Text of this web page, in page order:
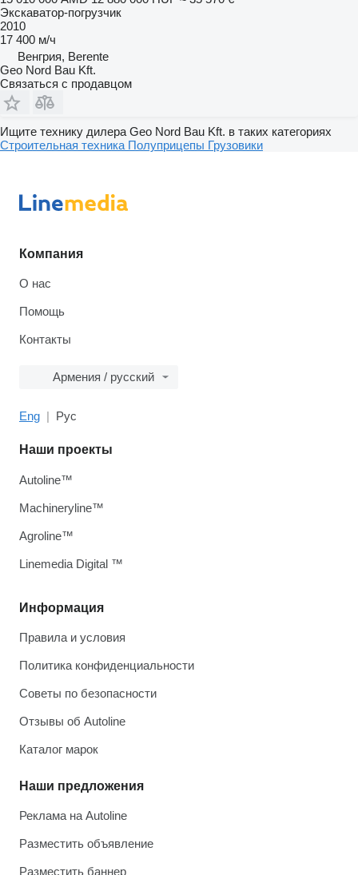
Экскаватор-погрузчик
2010
17 400 м/ч
Венгрия, Berente
Geo Nord Bau Kft.
Связаться с продавцом
Ищите технику дилера Geo Nord Bau Kft. в таких категориях
Строительная техника Полуприцепы Грузовики
Компания
О нас
Помощь
Контакты
Армения / русский
Eng Рус
Информация
Правила и условия
Политика конфиденциальности
Советы по безопасности
Отзывы об Autoline
Каталог марок
Наши предложения
Реклама на Autoline
Разместить объявление
Разместить баннер
Наши проекты
Autoline™
Machineryline™
Agroline™
Linemedia Digital ™